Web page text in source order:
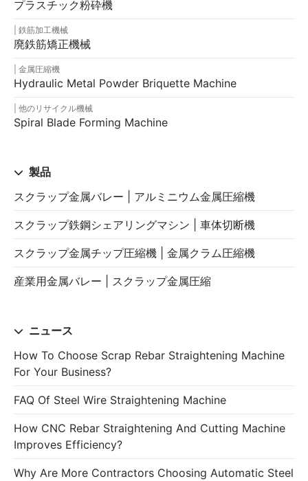
プラスチック粉砕機
鉄筋加工機械
廃鉄筋矯正機械
金属圧縮機
Hydraulic Metal Powder Briquette Machine
他のリサイクル機械
Spiral Blade Forming Machine
製品
スクラップ金属バレー | アルミニウム金属圧縮機
スクラップ鉄鋼シェアリングマシン | 車体切断機
スクラップ金属チップ圧縮機 | 金属クラム圧縮機
産業用金属バレー | スクラップ金属圧縮
ニュース
How To Choose Scrap Rebar Straightening Machine
For Your Business?
FAQ Of Steel Wire Straightening Machine
How CNC Rebar Straightening And Cutting Machine
Improves Efficiency?
Why Are More Contractors Choosing Automatic Steel